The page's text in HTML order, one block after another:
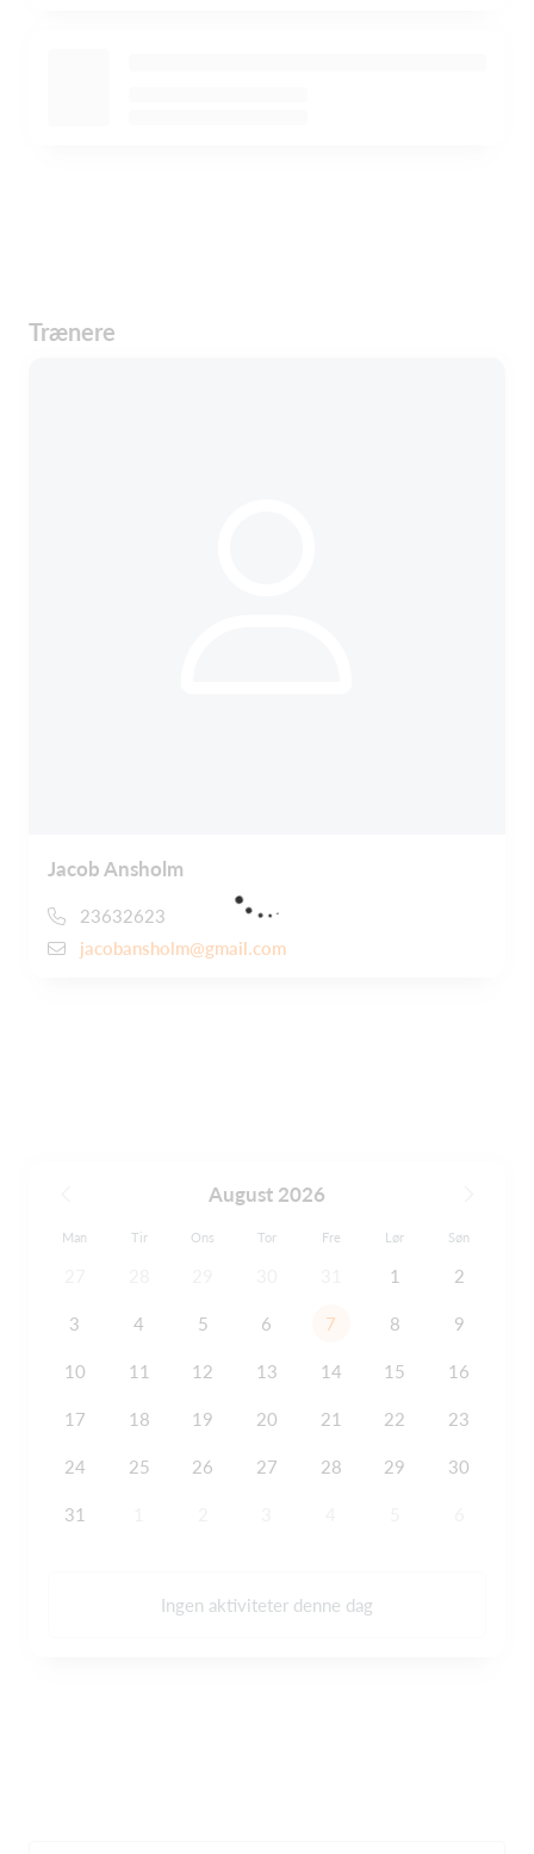
Trænere
Jacob Ansholm
23632623
jacobansholm@gmail.com
August 2026
Man Tir Ons Tor Fre Lør Søn
1 2
3 4 5 6 7 8 9
10 11 12 13 14 15 16
17 18 19 20 21 22 23
24 25 26 27 28 29 30
31
Ingen aktiviteter denne dag